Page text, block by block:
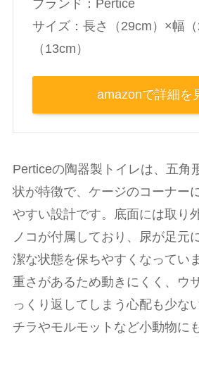
ブランド：Pertice
サイズ：長さ（29cm）×幅
（13cm）
amazonで詳細を
Perticeの陶器製トイレは、五角
状が特徴で、ケージのコーナー
やすい設計です。底面には取り
ノコが付属しており、尿が足元
潔な状態を保ちやすくなってい
重さがあるため動きにくく、ウ
っくり返してしまう心配も少な
チラやモルモットなど小動物に